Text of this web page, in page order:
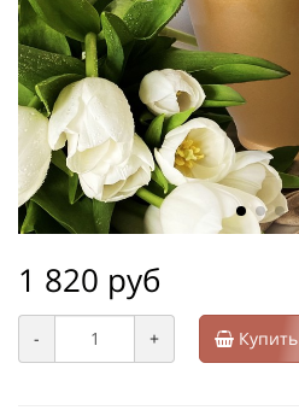
1 820 руб
- + Купить